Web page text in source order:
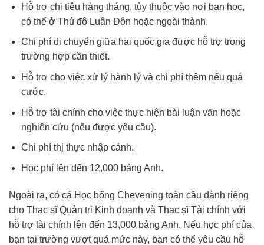
Hỗ trợ chi tiêu hàng tháng, tùy thuộc vào nơi bạn học,
có thể ở Thủ đô Luân Đôn hoặc ngoài thành.
Chi phí di chuyển giữa hai quốc gia được hỗ trợ trong
trường hợp cần thiết.
Hỗ trợ cho việc xử lý hành lý và chi phí thêm nếu quá
cước.
Hỗ trợ tài chính cho việc thực hiện bài luận văn hoặc
nghiên cứu (nếu được yêu cầu).
Chi phí thị thực nhập cảnh.
Học phí lên đến 12,000 bảng Anh.
Ngoài ra, có cả Học bổng Chevening toàn cầu dành riêng
cho Thạc sĩ Quản trị Kinh doanh và Thạc sĩ Tài chính với
hỗ trợ tài chính lên đến 13,000 bảng Anh. Nếu học phí của
bạn tại trường vượt quá mức này, bạn có thể yêu cầu hỗ